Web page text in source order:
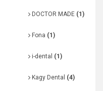
DOCTOR MADE (1)
Fona (1)
i-dental (1)
Kagy Dental (4)